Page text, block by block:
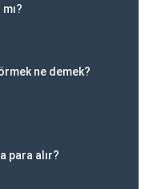
ne demek?
para alır?